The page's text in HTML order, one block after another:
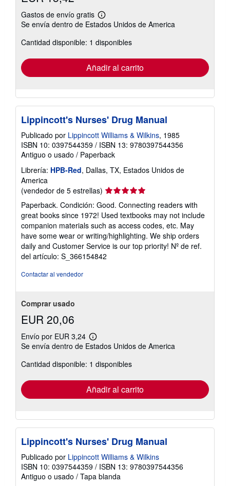
Gastos de envío gratis
Más
información
las
tarifas
envío
Se envía dentro de Estados Unidos de America
Cantidad disponible: 1 disponibles
Añadir al carrito
Lippincott's Nurses' Drug Manual
Publicado por Lippincott Williams & Wilkins, 1985
ISBN 10: 0397544359 / ISBN 13: 9780397544356
Antiguo o usado / Paperback
Librería: HPB-Red, Dallas, TX, Estados Unidos de
America
(vendedor de 5 estrellas) Calificación
del
vendedor:
5
de
5
estrellas
Paperback. Condición: Good. Connecting readers with
great books since 1972! Used textbooks may not include
companion materials such as access codes, etc. May
have some wear or writing/highlighting. We ship orders
daily and Customer Service is our top priority! Nº de ref.
del artículo: S_366154842
Contactar al vendedor
Comprar usado
EUR 20,06
Envío por EUR 3,24
Más
información
las
tarifas
envío
Se envía dentro de Estados Unidos de America
Cantidad disponible: 1 disponibles
Añadir al carrito
Lippincott's Nurses' Drug Manual
Publicado por Lippincott Williams & Wilkins
ISBN 10: 0397544359 / ISBN 13: 9780397544356
Antiguo o usado / Tapa blanda